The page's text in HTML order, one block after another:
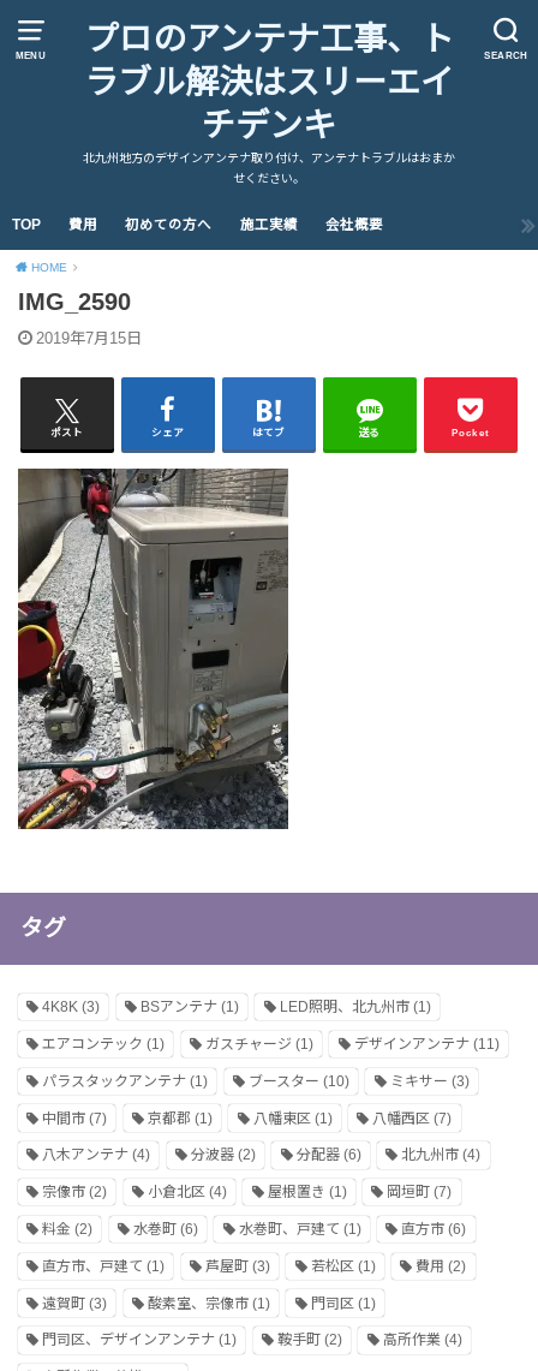
MENU SEARCH
プロのアンテナ工事、ト
ラブル解決はスリーエイ
チデンキ
北九州地方のデザインアンテナ取り付け、アンテナトラブルはおまか
せください。
TOP 費用 初めての方へ 施工実績 会社概要
HOME
IMG_2590
2019年7月15日
ポスト シェア はてブ 送る Pocket
タグ
4K8K (3) BSアンテナ(1) LED照明、北九州市(1)
エアコンテック (1) ガスチャージ (1) デザインアンテナ(11)
パラスタックアンテナ (1) ブースター (10) ミキサー (3)
中間市 (7) 京都郡 (1) 八幡東区 (1) 八幡西区 (7)
八木アンテナ (4) 分波器(2) 分配器(6) 北九州市 (4)
宗像市 (2) 小倉北区(4) 屋根置き (1) 岡垣町 (7)
料金 (2) 水巻町(6) 水巻町、戸建て (1) 直方市 (6)
直方市、戸建て (1) 芦屋町(3) 若松区 (1) 費用 (2)
遠賀町 (3) 酸素室、宗像市(1) 門司区 (1)
門司区、デザインアンテナ (1) 鞍手町(2) 高所作業(4)